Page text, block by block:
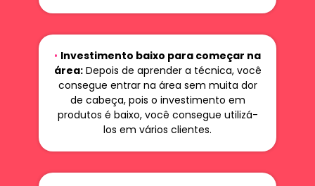
• Investimento baixo para começar na
área:Depois de aprender a técnica, você
consegue entrar na área sem muita dor
de cabeça, pois o investimento em
produtos é baixo, você consegue utilizá-
los em vários clientes.